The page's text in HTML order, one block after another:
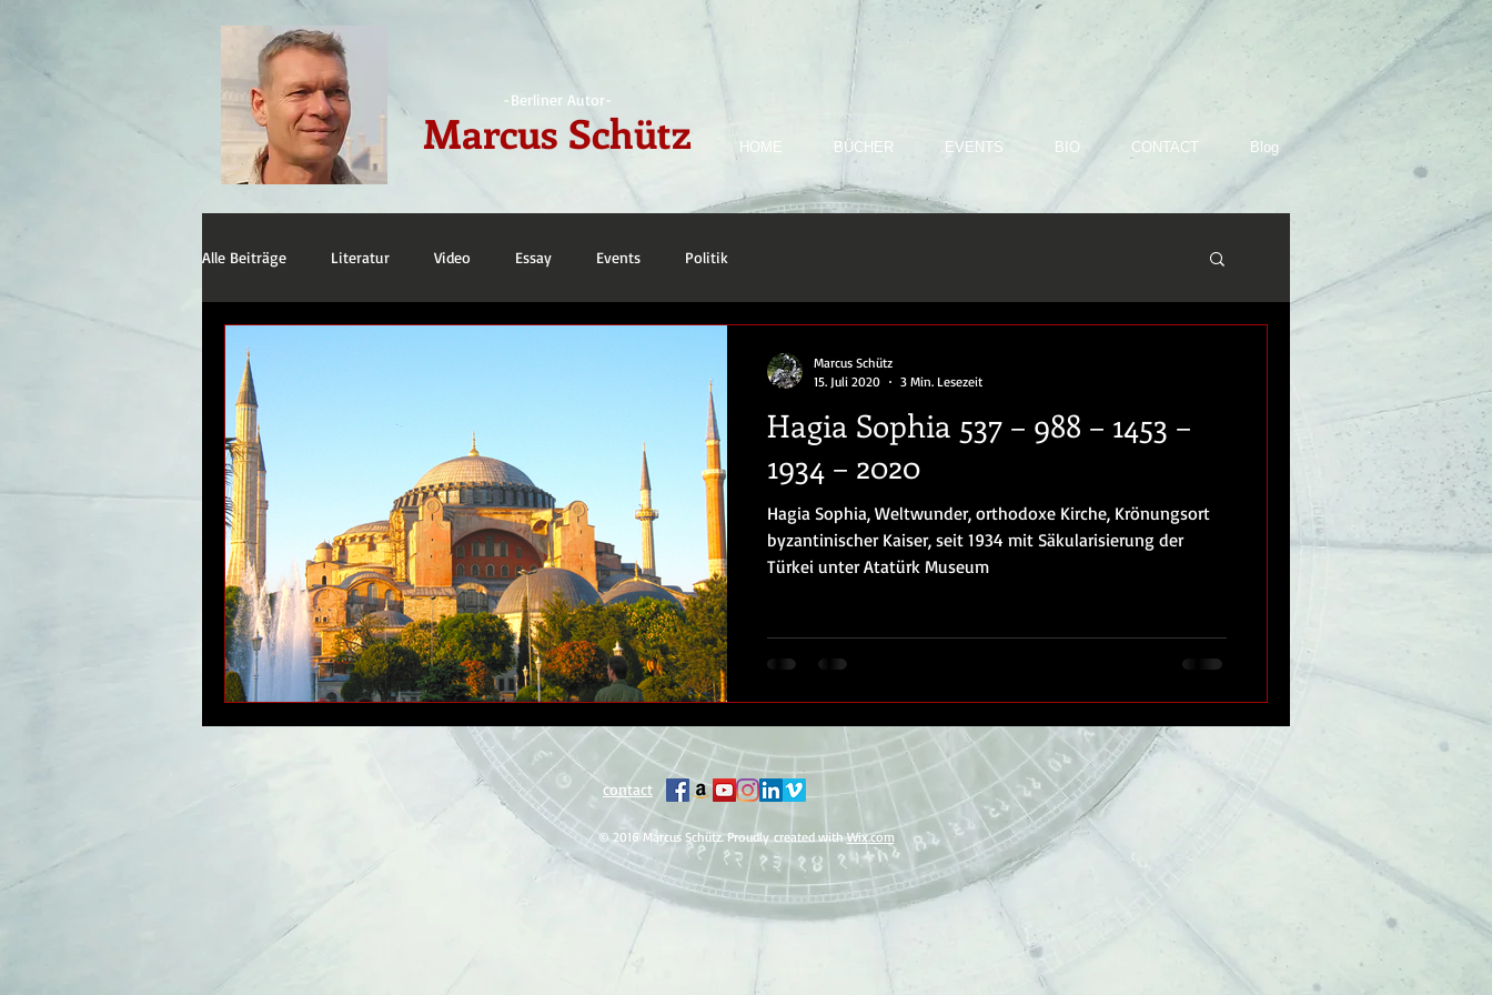
-Berliner Autor-
Marcus Schütz HOME BÜCHER EVENTS BIO CONTACT Blog
Alle Beiträge Literatur Video Essay Events Politik
Hagia Sophia 537 – 988 – 1453 –
1934 – 2020
Hagia Sophia, Weltwunder, orthodoxe Kirche, Krönungsort
byzantinischer Kaiser, seit 1934 mit Säkularisierung der
Türkei unter Atatürk Museum
Marcus Schütz
15. Juli 2020
3 Min. Lesezeit
contact
© 2016 Marcus Schütz. Proudly created withWix.com